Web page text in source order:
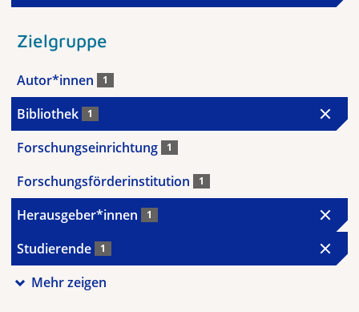
Zielgruppe
Autor*innen 1
Bibliothek 1
Forschungseinrichtung 1
Forschungsförderinstitution 1
Herausgeber*innen 1
Studierende 1
Mehr zeigen